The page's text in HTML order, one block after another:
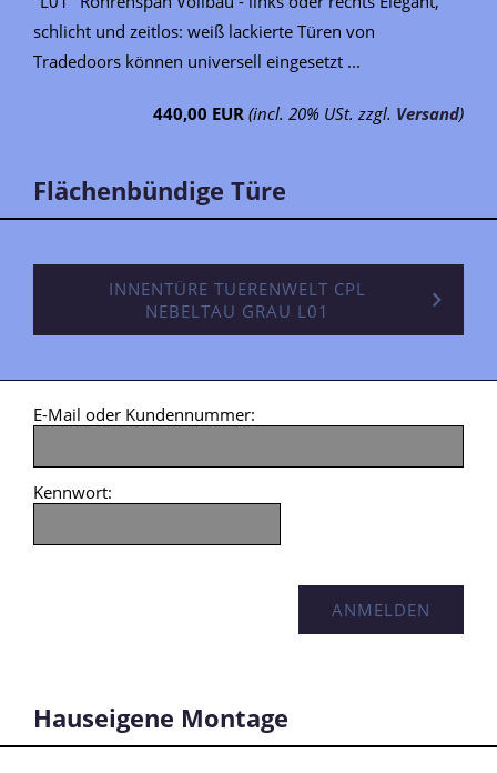
schlicht und zeitlos: weiß lackierte Türen von
Tradedoors können universell eingesetzt ...
440,00 EUR (incl. 20% USt. zzgl. Versand)
Flächenbündige Türe
INNENTÜRE TUERENWELT CPL
NEBELTAU GRAU L01
E-Mail oder Kundennummer:
Kennwort:
Hauseigene Montage